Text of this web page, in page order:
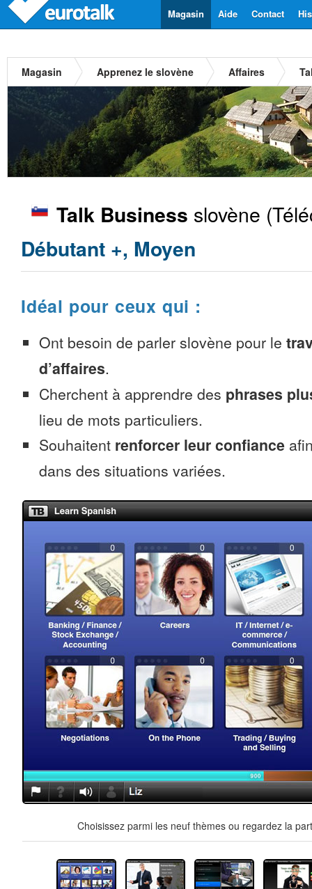
Contact
Aide
Magasin
Magasin Apprenez le slovène Affaires
Talk Business slovène
Débutant +, Moyen
Idéal pour ceux qui :
Ont besoin de parler slovène pour le
d’affaires.
Cherchent à apprendre des phrases
lieu de mots particuliers.
Souhaitent renforcer leur confiance
dans des situations variées.
Choisissez parmi les neuf thèmes ou regardez la